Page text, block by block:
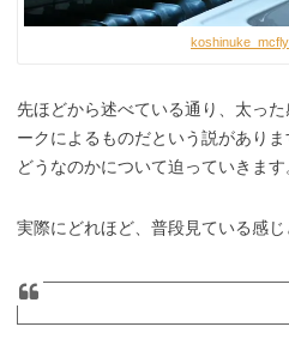
koshinuke_mcfly
先ほどから述べている通り、太っ
ークによるものだという説があり
どうなのかについて迫っていきます
実際にどれほど、普段見ている感じ